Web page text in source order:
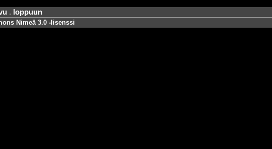
. loppuun
Nimeä 3.0 -lisenssi